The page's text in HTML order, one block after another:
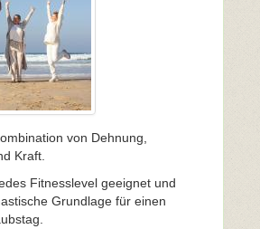
von Dehnung,
Kraft.
Fitnesslevel geeignet und
Grundlage für einen